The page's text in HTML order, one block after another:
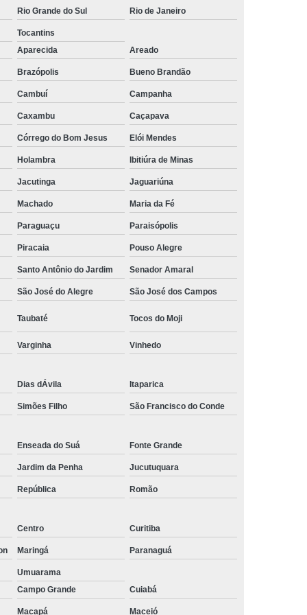
Rastreador Gps para Caminhão
para Caminhão Via Satélite
Rastreador Via Satélite para Caminhão
Sistema de Rastreamento de Caminhões
Especializada em Rastreador de Carro
Carro
Rastreador de Carro Belo Horizonte
Rastreador Gps para Carros
Rastreador Veicular para Carro
Rastreador Veicular para Frota
para Carros
Rastreador de Carros
em Carro
Rastreador Gps Carro
no Carro
Rastreador para Carro
Rastreador para Colocar no Carro
Empresa de Rastreamento de Automóveis
Carros
Rastreamento Carros Via Satélite
Rastreamento de Carros e Caminhões
Rastreamento de Carros Minas Gerais
Rastreamento de Carros Via Satélite
Gestão de Frotas Rastreamento
Rastreamento de Frota Veicular
Rastreamento de Frotas com Tecnologia Gps
Rastreamento e Gestão de Frotas
Frotas
Rastreamento Frota Gps
Empresa de Rastreamento de Carros
Rio Grande do Sul Rio de Janeiro
Tocantins
Aparecida Areado
Brazópolis Bueno Brandão
Cambuí Campanha
Caxambu Caçapava
Córrego do Bom Jesus Elói Mendes
Holambra Ibitiúra de Minas
Jacutinga Jaguariúna
Machado Maria da Fé
Paraguaçu Paraisópolis
Piracaia Pouso Alegre
Santo Antônio do Jardim Senador Amaral
São José do Alegre São José dos Campos
Taubaté Tocos do Moji
Varginha Vinhedo
Dias dÁvila Itaparica
Simões Filho São Francisco do Conde
Enseada do Suá Fonte Grande
Jardim da Penha Jucutuquara
República Romão
Centro Curitiba
Maringá Paranaguá
Umuarama
Campo Grande Cuiabá
Macapá Maceió